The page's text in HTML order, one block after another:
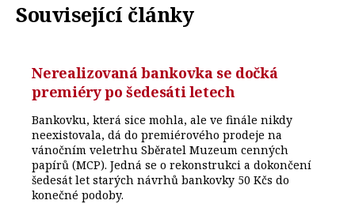
Související články
Nerealizovaná bankovka se dočká
premiéry po šedesáti letech
Bankovku, která sice mohla, ale ve finále nikdy
neexistovala, dá do premiérového prodeje na
vánočním veletrhu Sběratel Muzeum cenných
papírů (MCP). Jedná se o rekonstrukci a dokončení
šedesát let starých návrhů bankovky 50 Kčs do
konečné podoby.